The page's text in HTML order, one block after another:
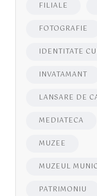
FILIALE
FOTOGRAFIE
IDENTITATE
INVATAMANT
LANSARE DE
MEDIATECA
MUZEE
MUZEUL
PATRIMONIU